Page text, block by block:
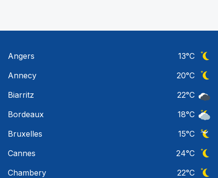
Angers 13°C
Annecy
20°C
Biarritz
22°C
Bordeaux
18°C
Bruxelles
15°C
Cannes
24°C
Chambery
22°C